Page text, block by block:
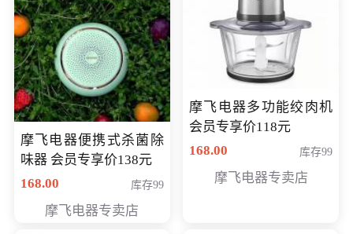
摩飞电器便携式杀菌除
味器 会员专享价138元
168.00
库存99
摩飞电器专卖店
摩飞电器多功能绞肉机
会员专享价118元
168.00
库存99
摩飞电器专卖店